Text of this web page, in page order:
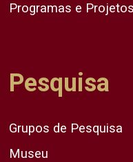
Programas e Projetos
Pesquisa
Grupos de Pesquisa
Museu